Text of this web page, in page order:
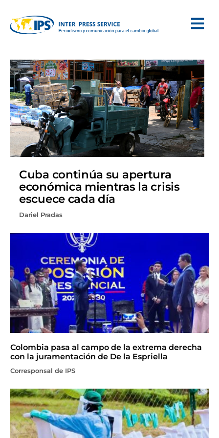
Cuba continúa su apertura
económica mientras la crisis
escuece cada día
Dariel Pradas
Colombia pasa al campo de la extrema derecha
con la juramentación de De la Espriella
Corresponsal de IPS